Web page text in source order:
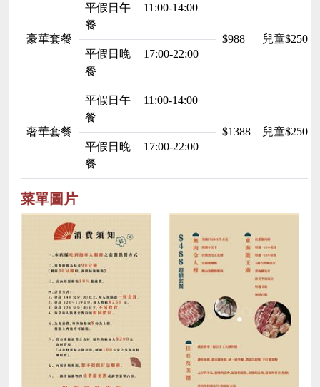
豪華套餐
平假日午
餐
11:00-14:00
$988
兒童$250
平假日晚
餐
17:00-22:00
奢華套餐
平假日午
餐
11:00-14:00
$1388
兒童$250
平假日晚
餐
17:00-22:00
菜單圖片